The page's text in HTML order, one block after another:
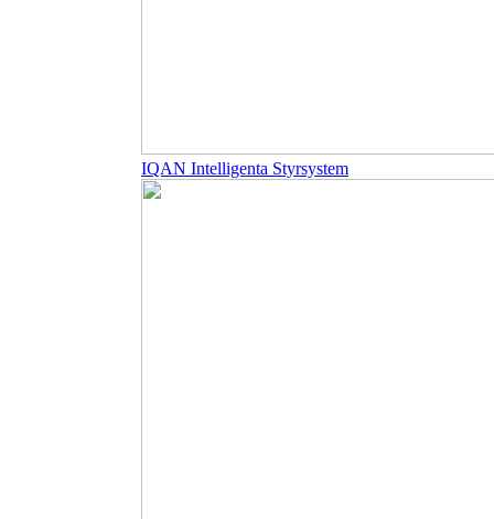
IQAN Intelligenta Styrsystem